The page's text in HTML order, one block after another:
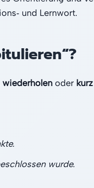
und Lernwort.
wiederholen oder
wurde.